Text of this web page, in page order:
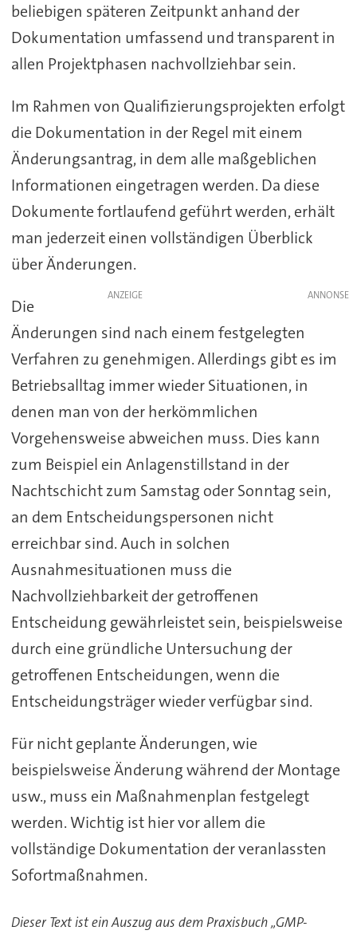
beliebigen späteren Zeitpunkt anhand der
Dokumentation umfassend und transparent in
allen Projektphasen nachvollziehbar sein.
Im Rahmen von Qualifizierungsprojekten erfolgt
die Dokumentation in der Regel mit einem
Änderungsantrag, in dem alle maßgeblichen
Informationen eingetragen werden. Da diese
Dokumente fortlaufend geführt werden, erhält
man jederzeit einen vollständigen Überblick
über Änderungen.
ANZEIGE
Die
Änderungen sind nach einem festgelegten
Verfahren zu genehmigen. Allerdings gibt es im
Betriebsalltag immer wieder Situationen, in
denen man von der herkömmlichen
Vorgehensweise abweichen muss. Dies kann
zum Beispiel ein Anlagenstillstand in der
Nachtschicht zum Samstag oder Sonntag sein,
an dem Entscheidungspersonen nicht
erreichbar sind. Auch in solchen
Ausnahmesituationen muss die
Nachvollziehbarkeit der getroffenen
Entscheidung gewährleistet sein, beispielsweise
durch eine gründliche Untersuchung der
getroffenen Entscheidungen, wenn die
Entscheidungsträger wieder verfügbar sind.
Für nicht geplante Änderungen, wie
beispielsweise Änderung während der Montage
usw., muss ein Maßnahmenplan festgelegt
werden. Wichtig ist hier vor allem die
vollständige Dokumentation der veranlassten
Sofortmaßnahmen.
Dieser Text ist ein Auszug aus dem Praxisbuch „GMP-